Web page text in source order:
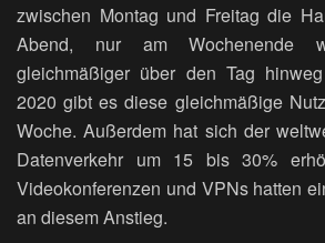
zwischen Montag und Freitag die
Abend, nur am Wochenende
gleichmäßiger über den Tag
2020 gibt es diese gleichmäßige
Woche. Außerdem hat sich der
Datenverkehr um 15 bis 30%
Videokonferenzen und VPNs hatten
an diesem Anstieg.